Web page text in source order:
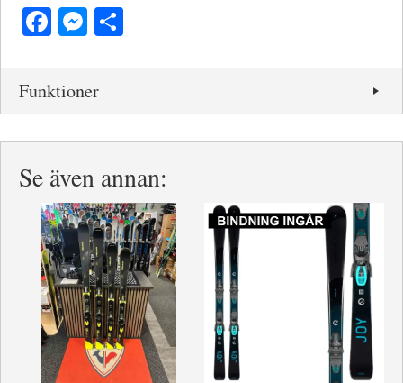
Facebook
Messenger
Funktioner
Se även annan: